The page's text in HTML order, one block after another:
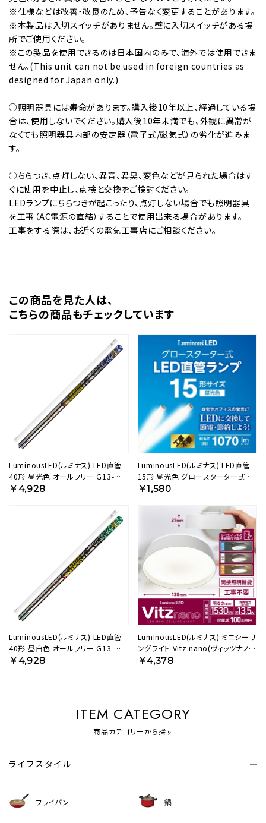
※仕様などは改善・改良のため、予告なく変更することがあります。
※本製品は入切スイッチがありません。壁に入切スイッチがある場
所でご使用ください。
※この製品を使用できるのは日本国内のみで、海外では使用できま
せん。(This unit can not be used in foreign countries as
designed for Japan only.)
○照明器具には寿命があります。購入後10年以上、経過している場
合は、使用しないでください。購入後10年未満でも、外観に異常が
なくても照明器具内部の安定器（電子式/磁気式）の劣化が進みま
す。
○ちらつき、点灯しない、異音、異臭、変色などが見られた場合はす
ぐに使用を中止し、点検と交換をご検討ください。
LEDランプにちらつきが起こったり、点灯しない場合でも照明器具
を工事（AC電源の直結）することで使用出来る場合があります。
工事をする際は、お近くの電気工事店にご相談ください。
この商品を⾒た⼈は、
こちらの商品もチェックしています
LuminousLED(ルミナス) LED直管
40形 昼光色 オールフリー G13-
ZX12SD 【SH】
￥4,928
LuminousLED(ルミナス) LED直管
15形 昼光色 グロースターター式
G13-GL15D 【SH】
￥1,580
LuminousLED(ルミナス) LED直管
40形 昼白色 オールフリー G13-
ZX12SN 【SH】
￥4,928
LuminousLED(ルミナス) ミニシーリ
ングライト Vitz nano(ヴィッツナノ)
100形 グレー 調色モデル 間接灯付
￥4,378
ITEM CATEGORY
商品カテゴリーから探す
ライフスタイル
フライパン 鍋